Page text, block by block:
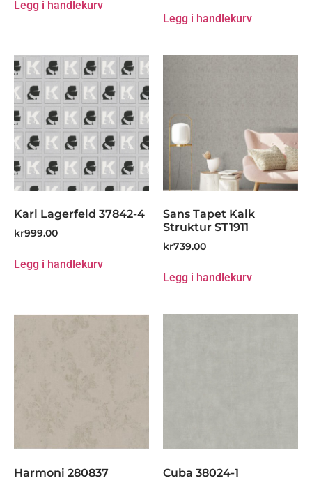
Legg i handlekurv
Legg i handlekurv
Karl Lagerfeld 37842-4
kr999.00
Legg i handlekurv
Sans Tapet Kalk
Struktur ST1911
kr739.00
Legg i handlekurv
Harmoni 280837 Cuba 38024-1